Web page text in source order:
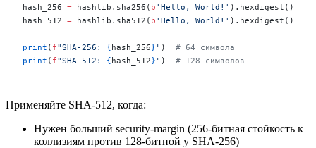
hash_256 = hashlib.sha256( b 'Hello, World!' ).hexdigest()
hash_512 = hashlib.sha512( b 'Hello, World!' ).hexdigest()
print ( f"SHA-256: {hash_256}" ) # 64 символа
print ( f"SHA-512: {hash_512}" ) # 128 символов
Применяйте SHA-512, когда:
Нужен больший security-margin (256-битная стойкость к
коллизиям против 128-битной у SHA-256)